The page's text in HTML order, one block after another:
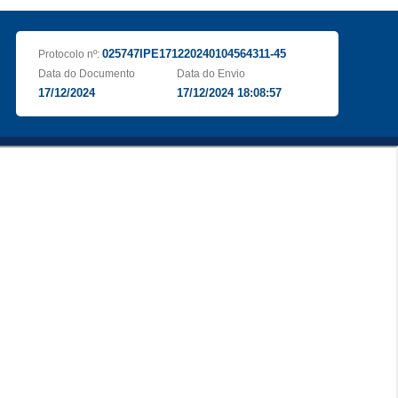
Protocolo nº: 025747IPE171220240104564311-45
Data do Documento
17/12/2024
Data do Envio
17/12/2024 18:08:57